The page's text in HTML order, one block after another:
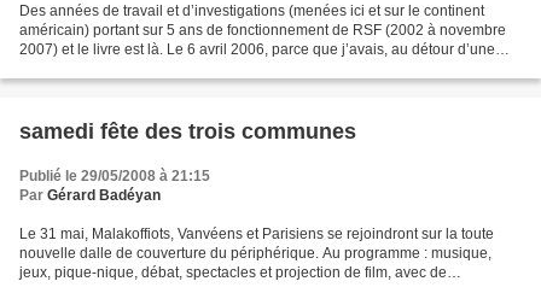
Des années de travail et d’investigations (menées ici et sur le continent
américain) portant sur 5 ans de fonctionnement de RSF (2002 à novembre
2007) et le livre est là. Le 6 avril 2006, parce que j’avais, au détour d’une
samedi fête des trois communes
Publié le 29/05/2008 à 21:15
Par Gérard Badéyan
Le 31 mai, Malakoffiots, Vanvéens et Parisiens se rejoindront sur la toute
nouvelle dalle de couverture du périphérique. Au programme : musique,
jeux, pique-nique, débat, spectacles et projection de film, avec de